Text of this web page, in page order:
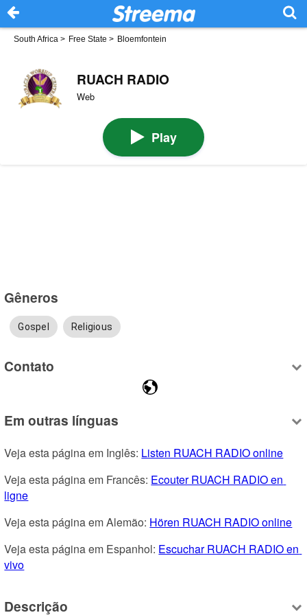
South Africa > Free State > Bloemfontein
RUACH RADIO
Web
Play
Gêneros
Gospel Religious
Contato
Em outras línguas
Veja esta página em Inglês: Listen RUACH RADIO online
Veja esta página em Francês: Ecouter RUACH RADIO en
ligne
Veja esta página em Alemão: Hören RUACH RADIO online
Veja esta página em Espanhol: Escuchar RUACH RADIO en
vivo
Descrição